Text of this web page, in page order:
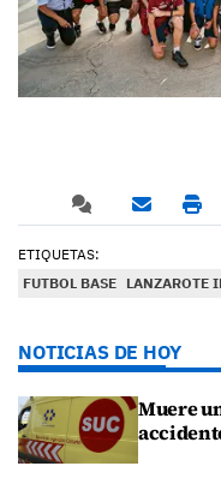
ETIQUETAS:
FUTBOL BASE LANZAROTE
NOTICIAS DE HOY
Muere